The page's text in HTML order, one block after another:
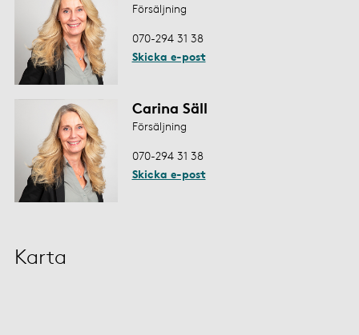
Försäljning
070-294 31 38
Skicka e-post
Carina Säll
Försäljning
070-294 31 38
Skicka e-post
Karta